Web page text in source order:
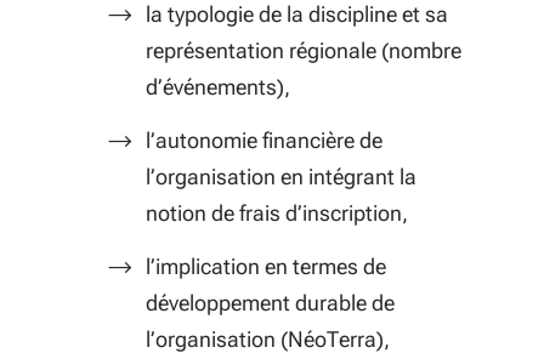
la typologie de la discipline et sa
représentation régionale (nombre
d’événements),
l’autonomie financière de
l’organisation en intégrant la
notion de frais d’inscription,
l’implication en termes de
développement durable de
l’organisation (NéoTerra),